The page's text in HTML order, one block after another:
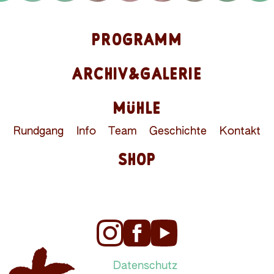
PROGRAMM
ARCHIV&GALERIE
MÜHLE
Rundgang Info Team Geschichte Kontakt
SHOP
Datenschutz